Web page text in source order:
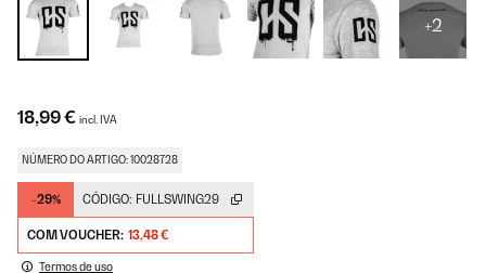
+2
18,99 € incl. IVA
NÚMERO DO ARTIGO: 10028728
-29% CÓDIGO: FULLSWING29
COM VOUCHER: 13,48 €
Termos de uso